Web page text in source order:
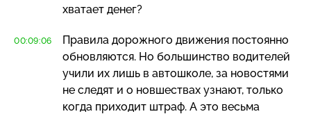
хватает денег?
00:09:06
Правила дорожного движения постоянно
обновляются. Но большинство водителей
учили их лишь в автошколе, за новостями
не следят и о новшествах узнают, только
когда приходит штраф. А это весьма